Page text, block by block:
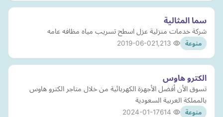
سما المثالية
شركة خدمات منزلية عزل اسطح تسريب مياه مظافه عامه
منوعة 2019-06-02
الكترو هاوس
تسوق الأن أفضل الأجهزة الكهربائية من خلال متاجر الكترو هاوس
بالمملكة العربية السعودية
منوعة 2024-01-17